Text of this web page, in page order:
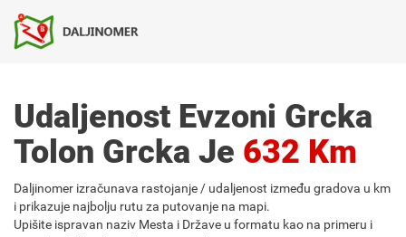
Udaljenost Evzoni Grcka
Tolon Grcka Je 632 Km
Daljinomer izračunava rastojanje / udaljenost između gradova u km
i prikazuje najbolju rutu za putovanje na mapi.
Upišite ispravan naziv Mesta i Države u formatu kao na primeru i